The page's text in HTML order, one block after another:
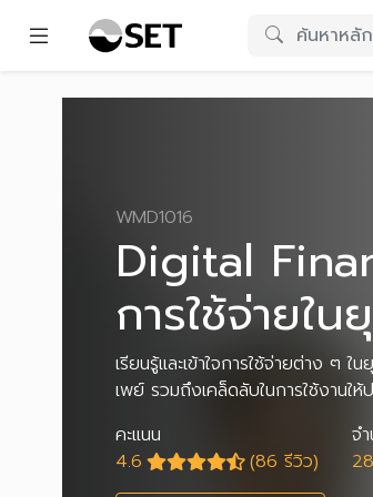
WMD1016
Digital
การใช้จ่ายใ
เรียนรู้และเข้าใจการใช้จ่ายต่าง ๆ
เพย์ รวมถึงเคล็ดลับในการใช้งานใ
คะแนน
4.6
(86 รีวิว)
จ